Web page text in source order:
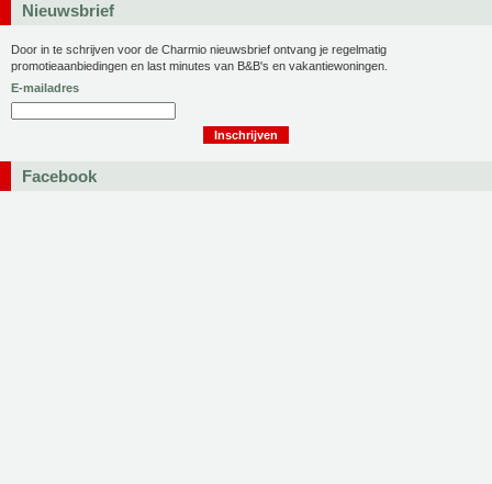
Nieuwsbrief
Door in te schrijven voor de Charmio nieuwsbrief ontvang je regelmatig
promotieaanbiedingen en last minutes van B&B's en vakantiewoningen.
E-mailadres
Facebook